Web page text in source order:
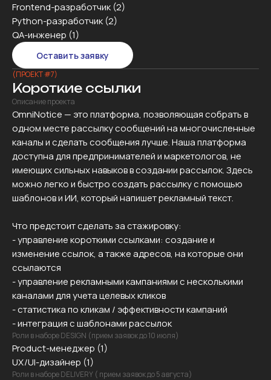
Frontend-разработчик (2)
Python-разработчик (2)
QA-инженер (1)
Оставить заявку
(ПРОЕКТ #7)
Короткие ссылки
Описание проекта
OmniNotice — это платформа, позволяющая собрать в
одном месте рассылку сообщений на многочисленные
каналы и сделать сообщения лучше. Наша платформа
доступна для предпринимателей и маркетологов, не
имеющих сильных навыков в создании рассылок. Здесь
можно легко и быстро создать рассылку с помощью
шаблонов и ИИ, который напишет рекламный текст.
Что предстоит сделать за стажировку:
- управление короткими ссылками: создание и
изменение ссылок, а также адресов, на которые они
ссылаются
- управление рекламными кампаниями с несколькими
каналами для учета целевых кликов
- статистика по кликам / эффективности кампаний
- интеграция с шаблонами рассылок
Роли в наборе DESIGN (прием заявок до 10 июля)
Product-менеджер (1)
UX/UI-дизайнер (1)
Роли в наборе DELIVERY ( прием заявок до 5 августа)